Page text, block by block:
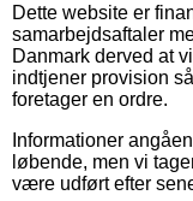
Dette website er
samarbejdsaftaler
Danmark derved at
indtjener provision
foretager en ordre.
Informationer
løbende, men vi
være udført efter